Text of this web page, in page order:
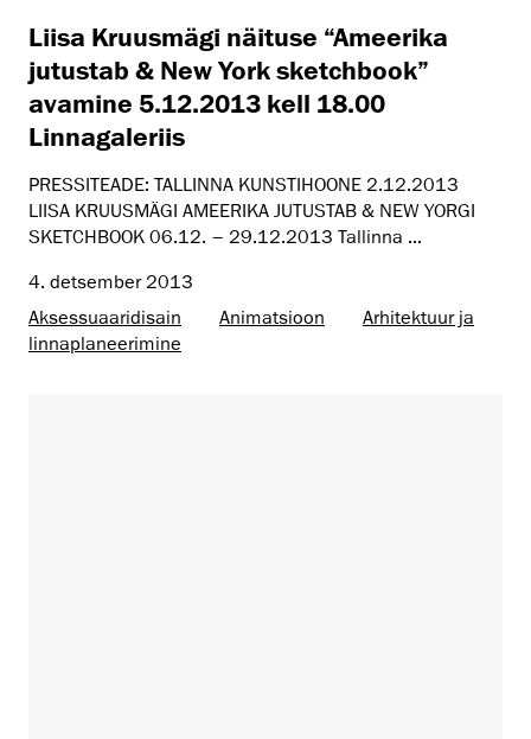
Liisa Kruusmägi näituse “Ameerika
jutustab & New York sketchbook”
avamine 5.12.2013 kell 18.00
Linnagaleriis
PRESSITEADE: TALLINNA KUNSTIHOONE 2.12.2013
LIISA KRUUSMÄGI AMEERIKA JUTUSTAB & NEW YORGI
SKETCHBOOK 06.12. – 29.12.2013 Tallinna ...
4. detsember 2013
Aksessuaaridisain
Animatsioon
Arhitektuur ja
linnaplaneerimine